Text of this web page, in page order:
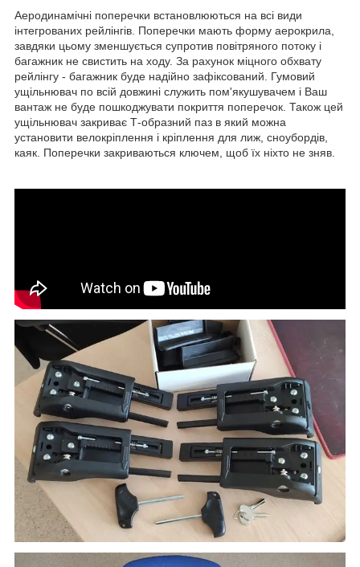
Аеродинамічні поперечки встановлюються на всі види
інтегрованих рейлінгів. Поперечки мають форму аерокрила,
завдяки цьому зменшується супротив повітряного потоку і
багажник не свистить на ходу. За рахунок міцного обхвату
рейлінгу - багажник буде надійно зафіксований. Гумовий
ущільнювач по всій довжині служить пом'якушувачем і Ваш
вантаж не буде пошкоджувати покриття поперечок. Також цей
ущільнювач закриває Т-образний паз в який можна
установити велокріплення і кріплення для лиж, сноубордів,
каяк. Поперечки закриваються ключем, щоб їх ніхто не зняв.